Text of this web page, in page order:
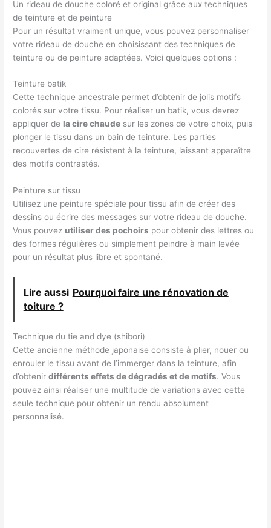
Un rideau de douche coloré et original grâce aux techniques
de teinture et de peinture
Pour un résultat vraiment unique, vous pouvez personnaliser
votre rideau de douche en choisissant des techniques de
teinture ou de peinture adaptées. Voici quelques options :
Teinture batik
Cette technique ancestrale permet d’obtenir de jolis motifs
colorés sur votre tissu. Pour réaliser un batik, vous devrez
appliquer de la cire chaude sur les zones de votre choix, puis
plonger le tissu dans un bain de teinture. Les parties
recouvertes de cire résistent à la teinture, laissant apparaître
des motifs contrastés.
Peinture sur tissu
Utilisez une peinture spéciale pour tissu afin de créer des
dessins ou écrire des messages sur votre rideau de douche.
Vous pouvez utiliser des pochoirs pour obtenir des lettres ou
des formes régulières ou simplement peindre à main levée
pour un résultat plus libre et spontané.
Lire aussi Pourquoi faire une rénovation de
toiture ?
Technique du tie and dye (shibori)
Cette ancienne méthode japonaise consiste à plier, nouer ou
enrouler le tissu avant de l’immerger dans la teinture, afin
d’obtenirdifférents effets de dégradés et de motifs. Vous
pouvez ainsi réaliser une multitude de variations avec cette
seule technique pour obtenir un rendu absolument
personnalisé.